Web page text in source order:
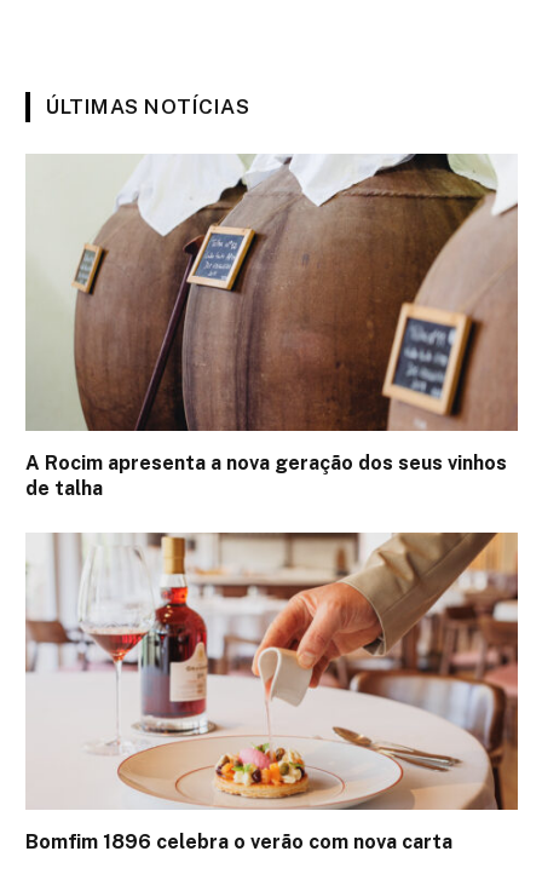
ÚLTIMAS NOTÍCIAS
A Rocim apresenta a nova geração dos seus vinhos
de talha
Bomfim 1896 celebra o verão com nova carta